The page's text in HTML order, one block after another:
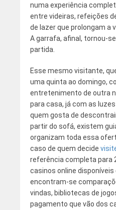
numa experiência
entre videiras, refeições
de lazer que prolongam a
A garrafa, afinal, tornou-
partida.
Esse mesmo visitante,
uma quinta ao domingo,
entretenimento de outra
para casa, já com as
quem gosta de
partir do sofá, existem
organizam toda essa
caso de quem decide
referência completa para
casinos online disponíveis
encontram-se
vindas, bibliotecas de
pagamento que vão dos